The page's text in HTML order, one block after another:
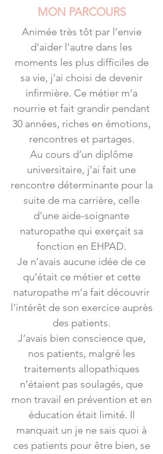
MON PARCOURS
Animée très tôt par l’envie
d’aider l’autre dans les
moments les plus difficiles de
sa vie, j’ai choisi de devenir
infirmière. Ce métier m’a
nourrie et fait grandir pendant
30 années, riches en émotions,
rencontres et partages.
Au cours d’un diplôme
universitaire, j’ai fait une
rencontre déterminante pour la
suite de ma carrière, celle
d’une aide-soignante
naturopathe qui exerçait sa
fonction en EHPAD.
Je n’avais aucune idée de ce
qu’était ce métier et cette
naturopathe m’a fait découvrir
l’intérêt de son exercice auprès
des patients.
J’avais bien conscience que,
nos patients, malgré les
traitements allopathiques
n’étaient pas soulagés, que
mon travail en prévention et en
éducation était limité. Il
manquait un je ne sais quoi à
ces patients pour être bien, se